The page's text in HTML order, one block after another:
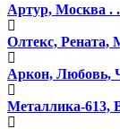
Артур, Москва . .
Олтекс, Рената,
Аркон, Любовь,
Металлика-613,